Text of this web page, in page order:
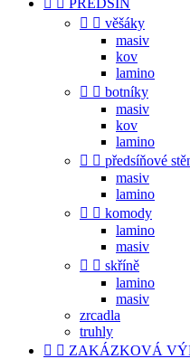
  PŘEDSÍŇ
  věšáky
masiv
kov
lamino
  botníky
masiv
kov
lamino
  předsíňové
masiv
lamino
  komody
lamino
masiv
  skříně
lamino
masiv
zrcadla
truhly
  ZAKÁZKOVÁ